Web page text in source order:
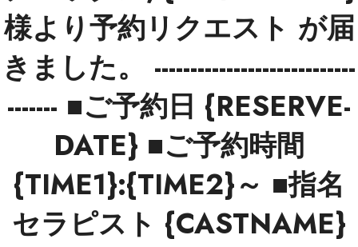
様より予約リクエスト が届
きました。 ----------------------------
------- ■ご予約日 {RESERVE-
DATE} ■ご予約時間
{TIME1}:{TIME2}～ ■指名
セラピスト {CASTNAME}